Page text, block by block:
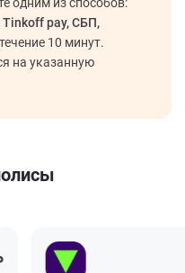
Tinkoff pay, СБП,
10 минут.
на указанную